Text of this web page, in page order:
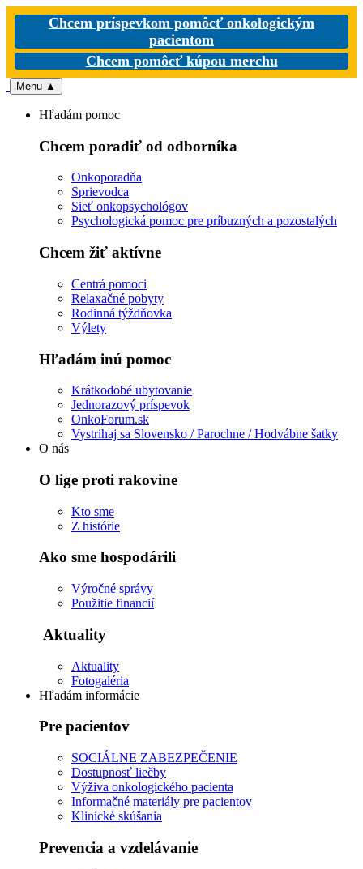
Chcem príspevkom pomôcť onkologickým
pacientom
Chcem pomôcť kúpou merchu
Menu ▲
Hľadám pomoc
Chcem poradiť od odborníka
Onkoporadňa
Sprievodca
Sieť onkopsychológov
Psychologická pomoc pre príbuzných a pozostalých
Chcem žiť aktívne
Centrá pomoci
Relaxačné pobyty
Rodinná týždňovka
Výlety
Hľadám inú pomoc
Krátkodobé ubytovanie
Jednorazový príspevok
OnkoForum.sk
Vystrihaj sa Slovensko / Parochne / Hodvábne šatky
O nás
O lige proti rakovine
Kto sme
Z histórie
Ako sme hospodárili
Výročné správy
Použitie financií
Aktuality
Aktuality
Fotogaléria
Hľadám informácie
Pre pacientov
SOCIÁLNE ZABEZPEČENIE
Dostupnosť liečby
Výživa onkologického pacienta
Informačné materiály pre pacientov
Klinické skúšania
Prevencia a vzdelávanie